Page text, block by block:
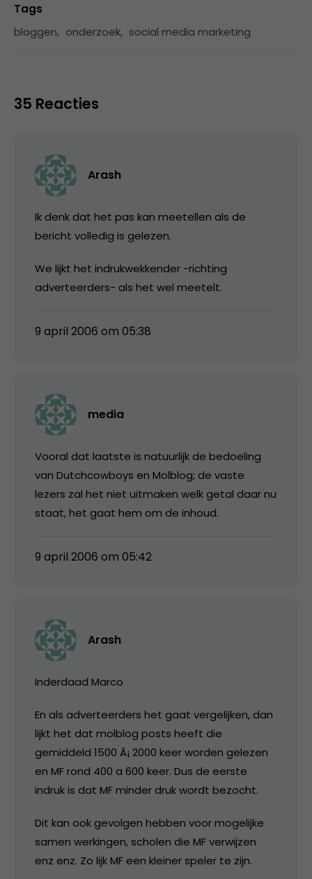
Tags
bloggen, onderzoek, social media marketing
35 Reacties
Arash
Ik denk dat het pas kan meetellen als de
bericht volledig is gelezen.
We lijkt het indrukwekkender -richting
adverteerders- als het wel meetelt.
9 april 2006 om 05:38
media
Vooral dat laatste is natuurlijk de bedoeling
van Dutchcowboys en Molblog; de vaste
lezers zal het niet uitmaken welk getal daar nu
staat, het gaat hem om de inhoud.
9 april 2006 om 05:42
Arash
Inderdaad Marco
En als adverteerders het gaat vergelijken, dan
lijkt het dat molblog posts heeft die
gemiddeld 1500 Ã¡ 2000 keer worden gelezen
en MF rond 400 a 600 keer. Dus de eerste
indruk is dat MF minder druk wordt bezocht.
Dit kan ook gevolgen hebben voor mogelijke
samen werkingen, scholen die MF verwijzen
enz enz. Zo lijk MF een kleiner speler te zijn.